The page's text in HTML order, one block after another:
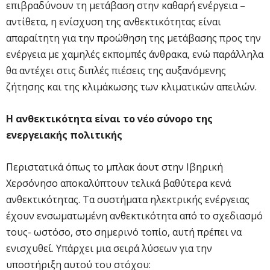
επιβραδύνουν τη μετάβαση στην καθαρή ενέργεια –
αντίθετα, η ενίσχυση της ανθεκτικότητας είναι
απαραίτητη για την προώθηση της μετάβασης προς την
ενέργεια με χαμηλές εκπομπές άνθρακα, ενώ παράλληλα
θα αντέχει στις διπλές πιέσεις της αυξανόμενης
ζήτησης και της κλιμάκωσης των κλιματικών απειλών.
Η ανθεκτικότητα είναι το νέο σύνορο της
ενεργειακής πολιτικής
Περιστατικά όπως το μπλακ άουτ στην Ιβηρική
Χερσόνησο αποκαλύπτουν τελικά βαθύτερα κενά
ανθεκτικότητας. Τα συστήματα ηλεκτρικής ενέργειας
έχουν ενσωματωμένη ανθεκτικότητα από το σχεδιασμό
τους- ωστόσο, στο σημερινό τοπίο, αυτή πρέπει να
ενισχυθεί. Υπάρχει μια σειρά λύσεων για την
υποστήριξη αυτού του στόχου: